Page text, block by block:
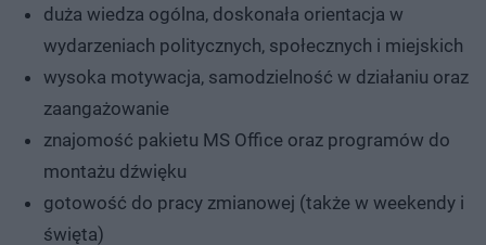
duża wiedza ogólna, doskonała orientacja w
wydarzeniach politycznych, społecznych i miejskich
wysoka motywacja, samodzielność w działaniu oraz
zaangażowanie
znajomość pakietu MS Office oraz programów do
montażu dźwięku
gotowość do pracy zmianowej (także w weekendy i
święta)